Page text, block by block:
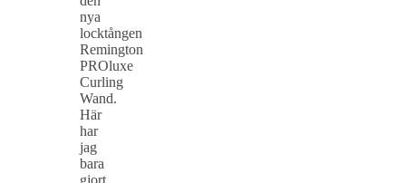
nya
locktången
Remington
PROluxe
Curling
Wand.
Här
har
jag
bara
gjort